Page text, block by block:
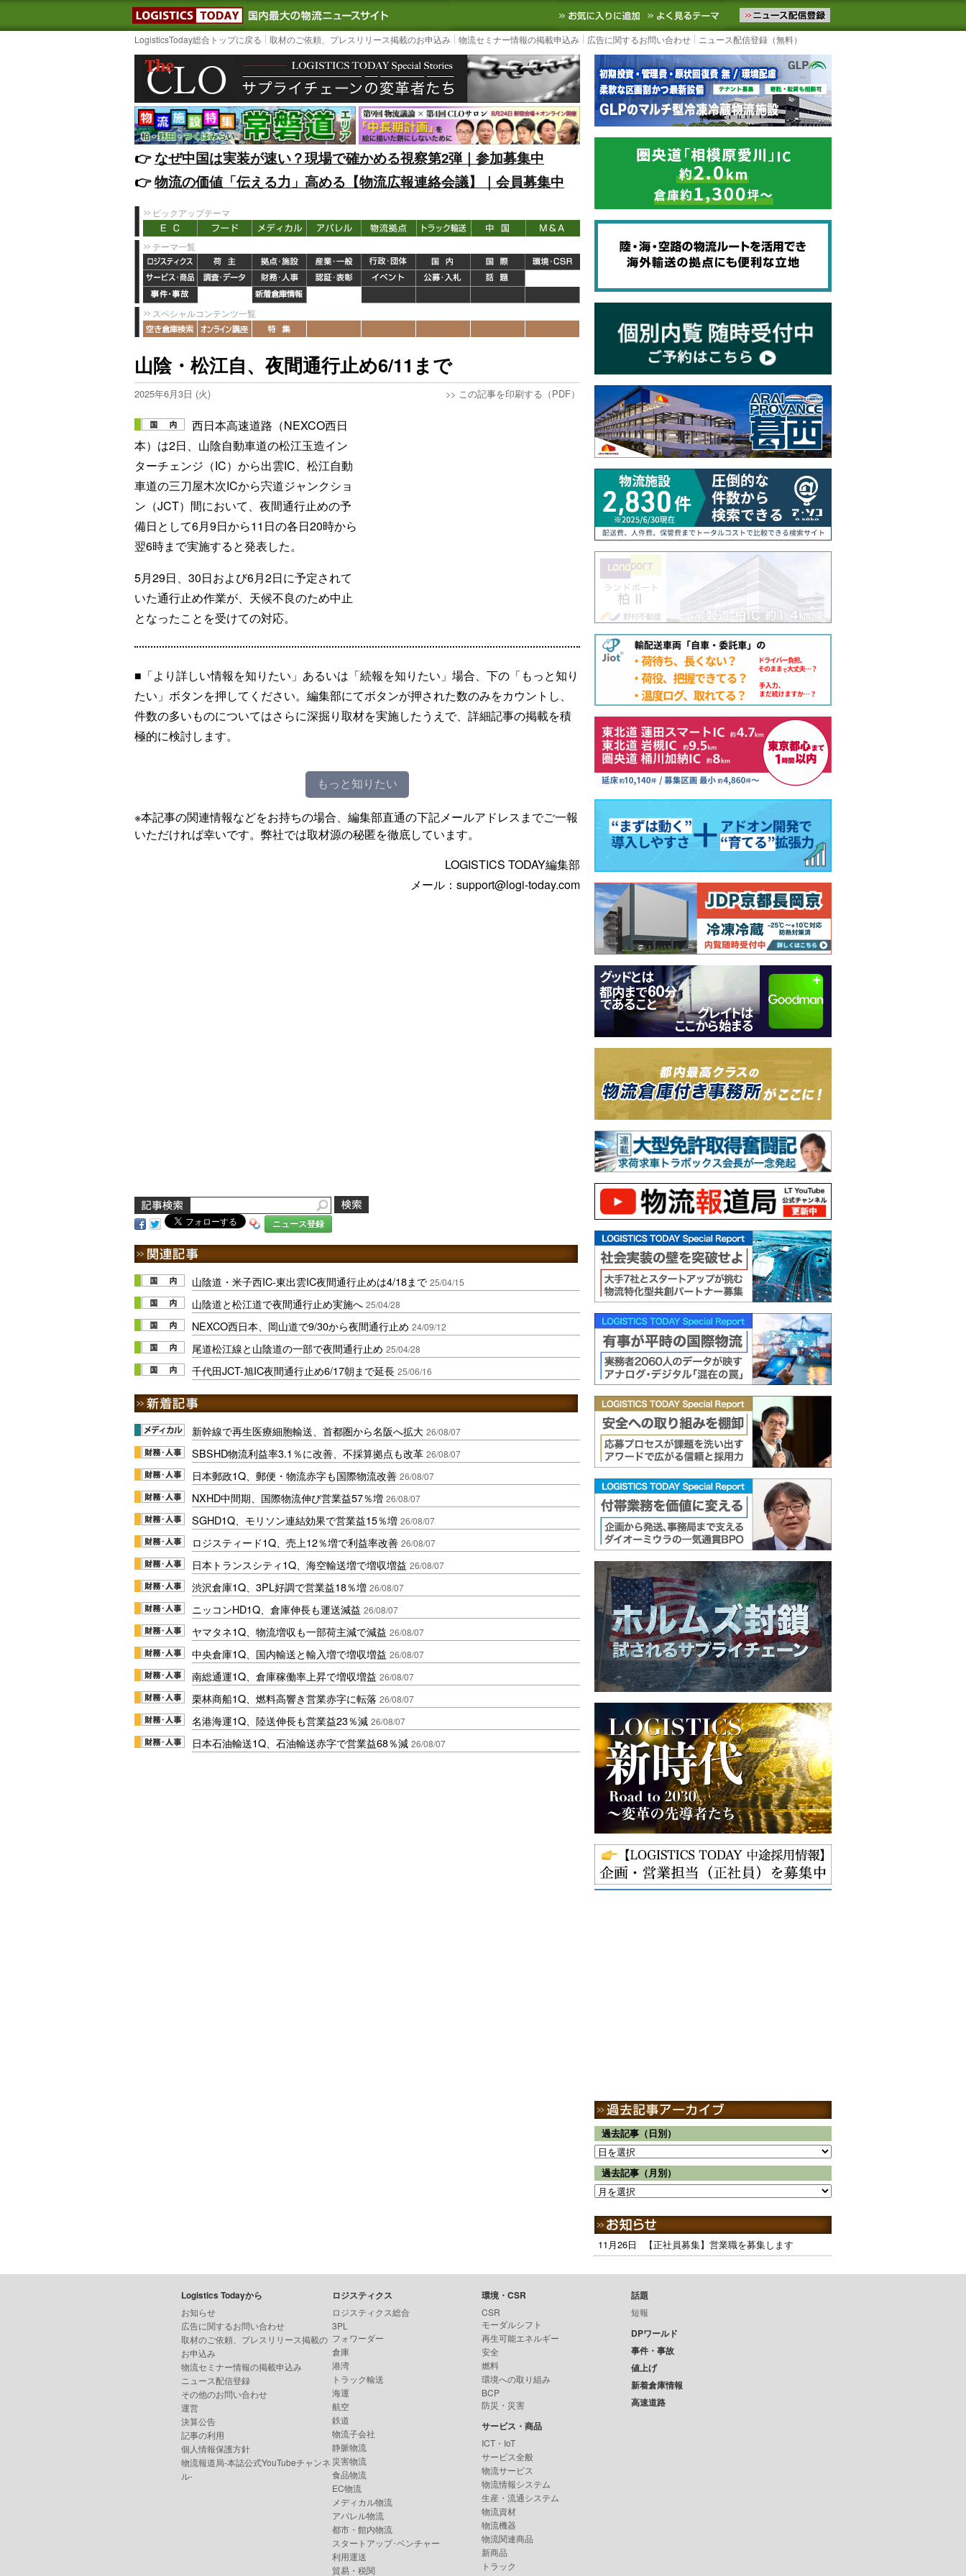
LOGISTICS TODAY｜国内最大の物流ニュースサイト3PL, SCMなど国内外の最新の物流ニュースをお届けします。物流ニュースメール配信を登録す
お気に入りに追加 よく見るテーマ
LogisticsToday総合トップに戻る 取材のご依頼、プレスリリース掲載のお申込み 物流セミナー情報の掲載申込み 広告に関するお問い合わせ ニュース配信登録（無料）
👉️なぜ中国は実装が速い？現場で確かめる視察第2弾｜参加募集中
👉️物流の価値「伝える力」高める【物流広報連絡会議】｜会員募集中
ピックアップテーマ
テーマ一覧
スペシャルコンテンツ一覧
山陰・松江自、夜間通行止め6/11まで
2025年6月3日 (火) >> この記事を印刷する（PDF）
西日本高速道路（NEXCO西日
本）は2日、山陰自動車道の松江玉造イン
ターチェンジ（IC）から出雲IC、松江自動
車道の三刀屋木次ICから宍道ジャンクショ
ン（JCT）間において、夜間通行止めの予
備日として6月9日から11日の各日20時から
翌6時まで実施すると発表した。
5月29日、30日および6月2日に予定されて
いた通行止め作業が、天候不良のため中止
となったことを受けての対応。
■「より詳しい情報を知りたい」あるいは「続報を知りたい」場合、下の「もっと知り
たい」ボタンを押してください。編集部にてボタンが押された数のみをカウントし、
件数の多いものについてはさらに深掘り取材を実施したうえで、詳細記事の掲載を積
極的に検討します。
もっと知りたい
※本記事の関連情報などをお持ちの場合、編集部直通の下記メールアドレスまでご一報
いただければ幸いです。弊社では取材源の秘匿を徹底しています。
LOGISTICS TODAY編集部
メール：support@logi-today.com
ニュース登録
山陰道・米子西IC-東出雲IC夜間通行止めは4/18まで 25/04/15
山陰道と松江道で夜間通行止め実施へ 25/04/28
NEXCO西日本、岡山道で9/30から夜間通行止め 24/09/12
尾道松江線と山陰道の一部で夜間通行止め 25/04/28
千代田JCT-旭IC夜間通行止め6/17朝まで延長 25/06/16
新幹線で再生医療細胞輸送、首都圏から名阪へ拡大 26/08/07
SBSHD物流利益率3.1％に改善、不採算拠点も改革 26/08/07
日本郵政1Q、郵便・物流赤字も国際物流改善 26/08/07
NXHD中間期、国際物流伸び営業益57％増 26/08/07
SGHD1Q、モリソン連結効果で営業益15％増 26/08/07
ロジスティード1Q、売上12％増で利益率改善 26/08/07
日本トランスシティ1Q、海空輸送増で増収増益 26/08/07
渋沢倉庫1Q、3PL好調で営業益18％増 26/08/07
ニッコンHD1Q、倉庫伸長も運送減益 26/08/07
ヤマタネ1Q、物流増収も一部荷主減で減益 26/08/07
中央倉庫1Q、国内輸送と輸入増で増収増益 26/08/07
南総通運1Q、倉庫稼働率上昇で増収増益 26/08/07
栗林商船1Q、燃料高響き営業赤字に転落 26/08/07
名港海運1Q、陸送伸長も営業益23％減 26/08/07
日本石油輸送1Q、石油輸送赤字で営業益68％減 26/08/07
過去記事（日別）
過去記事（月別）
11月26日 【正社員募集】営業職を募集します
Logistics Todayから
お知らせ
広告に関するお問い合わせ
取材のご依頼、プレスリリース掲載の
お申込み
物流セミナー情報の掲載申込み
ニュース配信登録
その他のお問い合わせ
運営
決算公告
記事の利用
個人情報保護方針
物流報道局-本誌公式YouTubeチャンネ
ル-
ロジスティクス
ロジスティクス総合
3PL
フォワーダー
倉庫
港湾
トラック輸送
海運
航空
鉄道
物流子会社
静脈物流
災害物流
食品物流
EC物流
メディカル物流
アパレル物流
都市・館内物流
スタートアップ･ベンチャー
利用運送
貿易・税関
環境・CSR
CSR
モーダルシフト
再生可能エネルギー
安全
燃料
環境への取り組み
BCP
防災・災害
サービス・商品
ICT・IoT
サービス全般
物流サービス
物流情報システム
生産・流通システム
物流資材
物流機器
物流関連商品
新商品
トラック
話題
短報
DPワールド
事件・事故
値上げ
新着倉庫情報
高速道路